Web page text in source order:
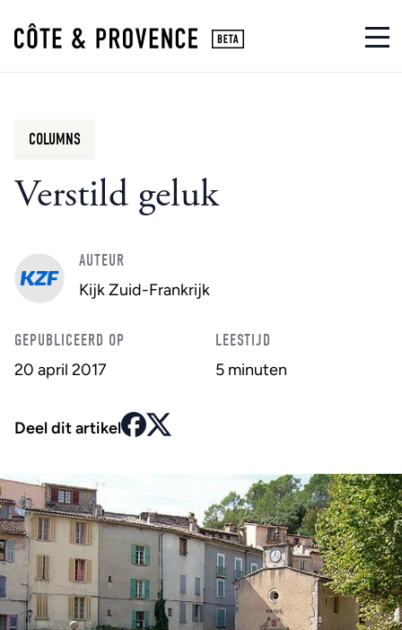
Verstild geluk
COLUMNS
AUTEUR
Kijk Zuid-Frankrijk
GEPUBLICEERD OP
20 april 2017
LEESTIJD
5 minuten
Deel dit artikel